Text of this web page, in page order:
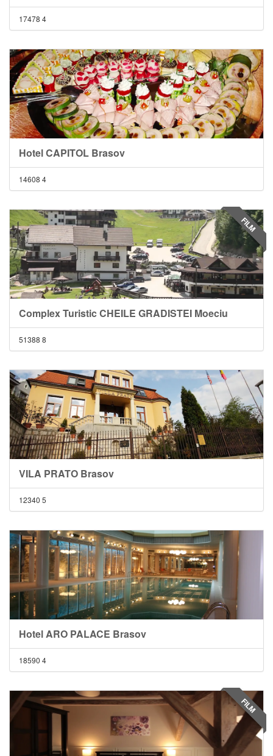
17478 4
Hotel CAPITOL Brasov
14608 4
Complex Turistic CHEILE GRADISTEI Moeciu
51388 8
FILM
VILA PRATO Brasov
12340 5
Hotel ARO PALACE Brasov
18590 4
FILM